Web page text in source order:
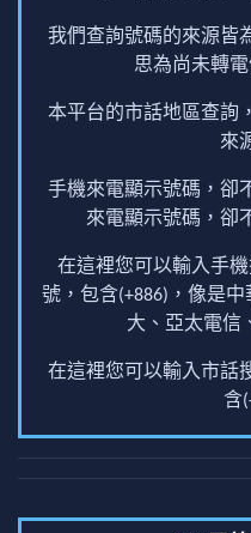
我們查詢號碼的來源皆
思為尚未轉
本平台的市話地區查詢
來
手機來電顯示號碼，卻
來電顯示號碼，卻
在這裡您可以輸入手
號，包含(+886)，像是
大、亞太電信
在這裡您可以輸入市話
含